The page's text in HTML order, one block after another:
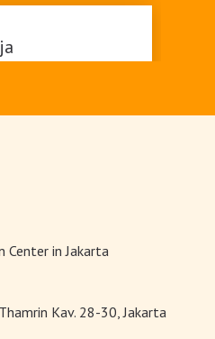
Dunia
Center in Jakarta
Kav. 28-30, Jakarta